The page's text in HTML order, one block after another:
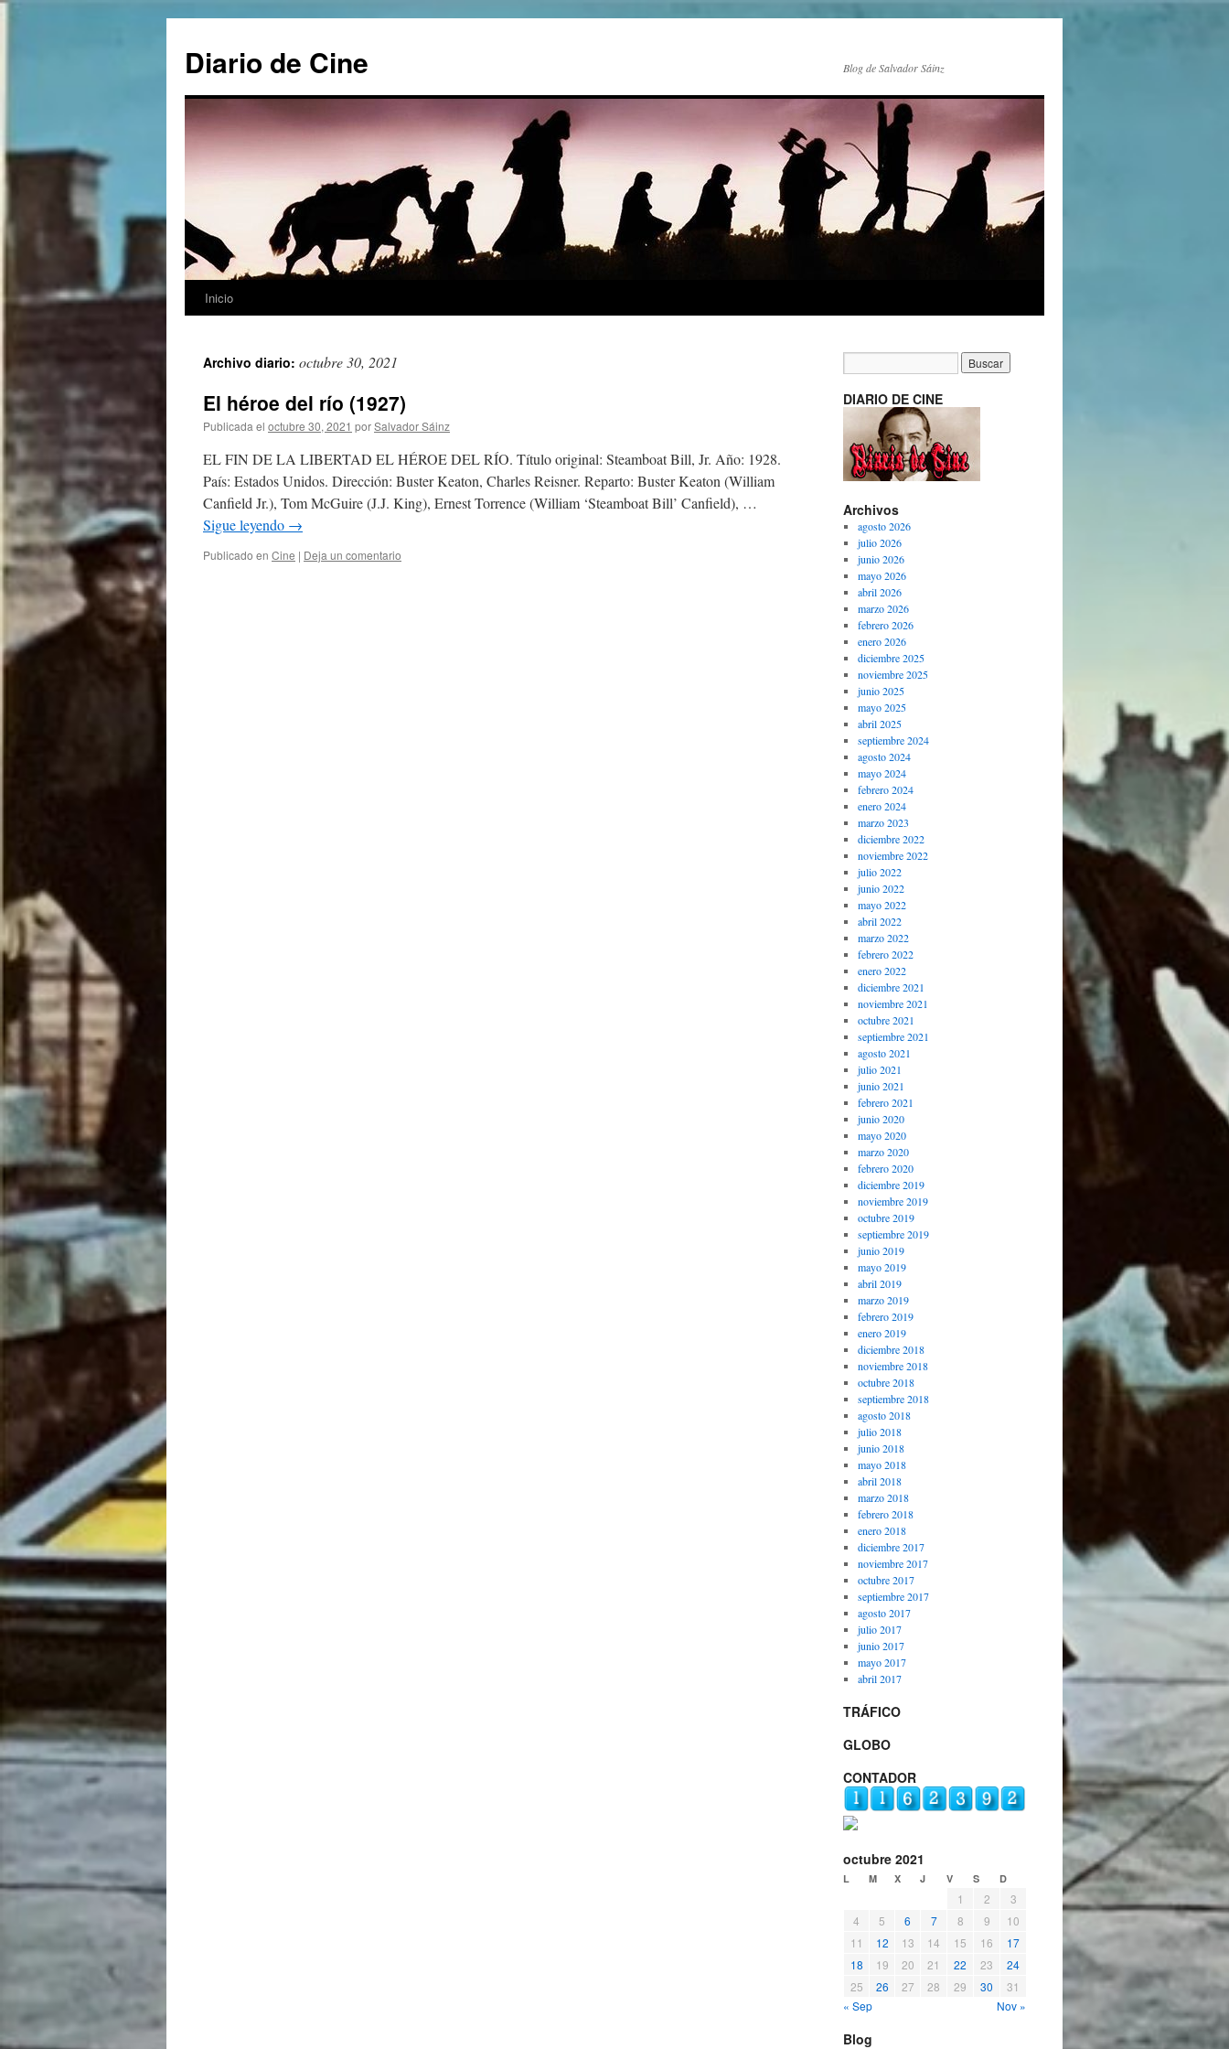
contenido
Diario de Cine Blog de Salvador Sáinz
Inicio
Archivo diario: octubre 30, 2021
El héroe del río (1927)
Publicada el octubre 30, 2021 porSalvador Sáinz
EL FIN DE LA LIBERTAD EL HÉROE DEL RÍO. Título original: Steamboat Bill, Jr. Año: 1928.
País: Estados Unidos. Dirección: Buster Keaton, Charles Reisner. Reparto: Buster Keaton (William
Canfield Jr.), Tom McGuire (J.J. King), Ernest Torrence (William ‘Steamboat Bill’ Canfield), …
Sigue leyendo →
Publicado en Cine | Deja un comentario
DIARIO DE CINE
Archivos
agosto 2026
julio 2026
junio 2026
mayo 2026
abril 2026
marzo 2026
febrero 2026
enero 2026
diciembre 2025
noviembre 2025
junio 2025
mayo 2025
abril 2025
septiembre 2024
agosto 2024
mayo 2024
febrero 2024
enero 2024
marzo 2023
diciembre 2022
noviembre 2022
julio 2022
junio 2022
mayo 2022
abril 2022
marzo 2022
febrero 2022
enero 2022
diciembre 2021
noviembre 2021
octubre 2021
septiembre 2021
agosto 2021
julio 2021
junio 2021
febrero 2021
junio 2020
mayo 2020
marzo 2020
febrero 2020
diciembre 2019
noviembre 2019
octubre 2019
septiembre 2019
junio 2019
mayo 2019
abril 2019
marzo 2019
febrero 2019
enero 2019
diciembre 2018
noviembre 2018
octubre 2018
septiembre 2018
agosto 2018
julio 2018
junio 2018
mayo 2018
abril 2018
marzo 2018
febrero 2018
enero 2018
diciembre 2017
noviembre 2017
octubre 2017
septiembre 2017
agosto 2017
julio 2017
junio 2017
mayo 2017
abril 2017
TRÁFICO
GLOBO
CONTADOR
octubre 2021
L M X J V S D
1 2
3
4
5 6 7 8 9
10
11
12 13 14 15 16
17
18
19 20 21 22 23
24
25
26 27 28 29 30
31
« Sep
Nov »
Blog